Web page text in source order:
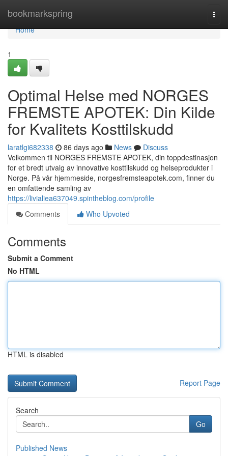
bookmarkspring
Home
Home
1
Optimal Helse med NORGES
FREMSTE APOTEK: Din Kilde
for Kvalitets Kosttilskudd
laratlgi682338 86 days ago News
Discuss
Velkommen til NORGES FREMSTE APOTEK, din toppdestinasjon
for et bredt utvalg av innovative kosttilskudd og helseprodukter i
Norge. På vår hjemmeside, norgesfremsteapotek.com, finner du
en omfattende samling av
https://livialiea637049.spintheblog.com/profile
Comments
Who Upvoted
Comments
Submit a Comment
No HTML
HTML is disabled
Report Page
Search
Go
Published News